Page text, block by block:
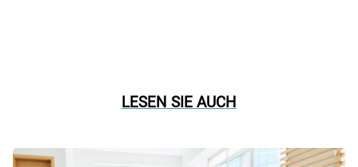
LESEN SIE AUCH